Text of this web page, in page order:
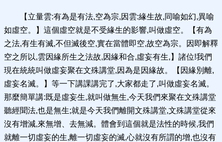
【立量雲:有為是有法,空為宗,因雲:緣生故,同喻如幻,異喻
如虛空。】這個虛空就是不受緣生的影響,叫做虛空。【有為
之法,有生有滅,不但滅後空,實在當體即空,故空為宗。因即解釋
空之所以,雲因緣所生之法故,因緣和合,虛妄有生,】諸位!我們
現在統統叫做虛妄聚在文殊講堂,因為是因緣故。【因緣別離,
虛妄名滅。】等一下講課講完了,大家都走了,叫做虛妄名滅。
那麼簡單講:既是虛妄生,就叫做無生,今天我們來聚在文殊講堂
聽經聞法,也是無生;就是今天我們離開文殊講堂,文殊講堂從來
沒有增減,來無增、去無減。體會到這個就是法性的時候,我們
就離一切虛妄的生,離一切虛妄的滅,心就沒有所謂的增,也沒有